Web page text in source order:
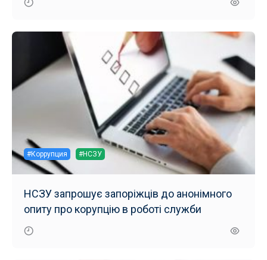
#Коррупция #НСЗУ
НСЗУ запрошує запоріжців до анонімного
опиту про корупцію в роботі служби